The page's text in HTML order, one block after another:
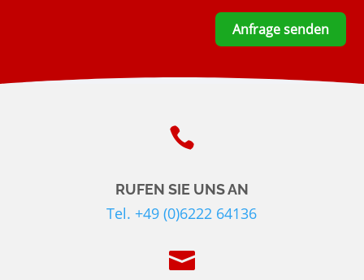
Anfrage senden

RUFEN SIE UNS AN
Tel. +49 (0)6222 64136
